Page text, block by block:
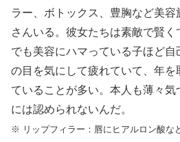
ラー、ボトックス、豊胸など美容
さんいる。彼女たちは素敵で賢く
でも美容にハマっている子ほど自
の目を気にして疲れていて、年を
ていることが多い。本人も薄々
には認められないんだ。
※ リップフィラー：唇にヒアルロン酸な